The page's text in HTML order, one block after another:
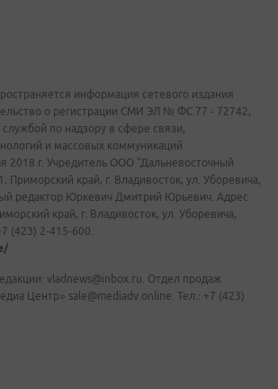
информация сетевого издания
о регистрации СМИ ЭЛ № ФС 77 - 72742,
по надзору в сфере связи,
и массовых коммуникаций
2018 г. Учредитель ООО "Дальневосточный
Приморский край, г. Владивосток, ул. Уборевича,
редактор Юркевич Дмитрий Юрьевич. Адрес
край, г. Владивосток, ул. Уборевича,
(423) 2-415-600.
vladnews@inbox.ru. Отдел продаж
Центр» sale@mediadv.online. Тел.: +7 (423)